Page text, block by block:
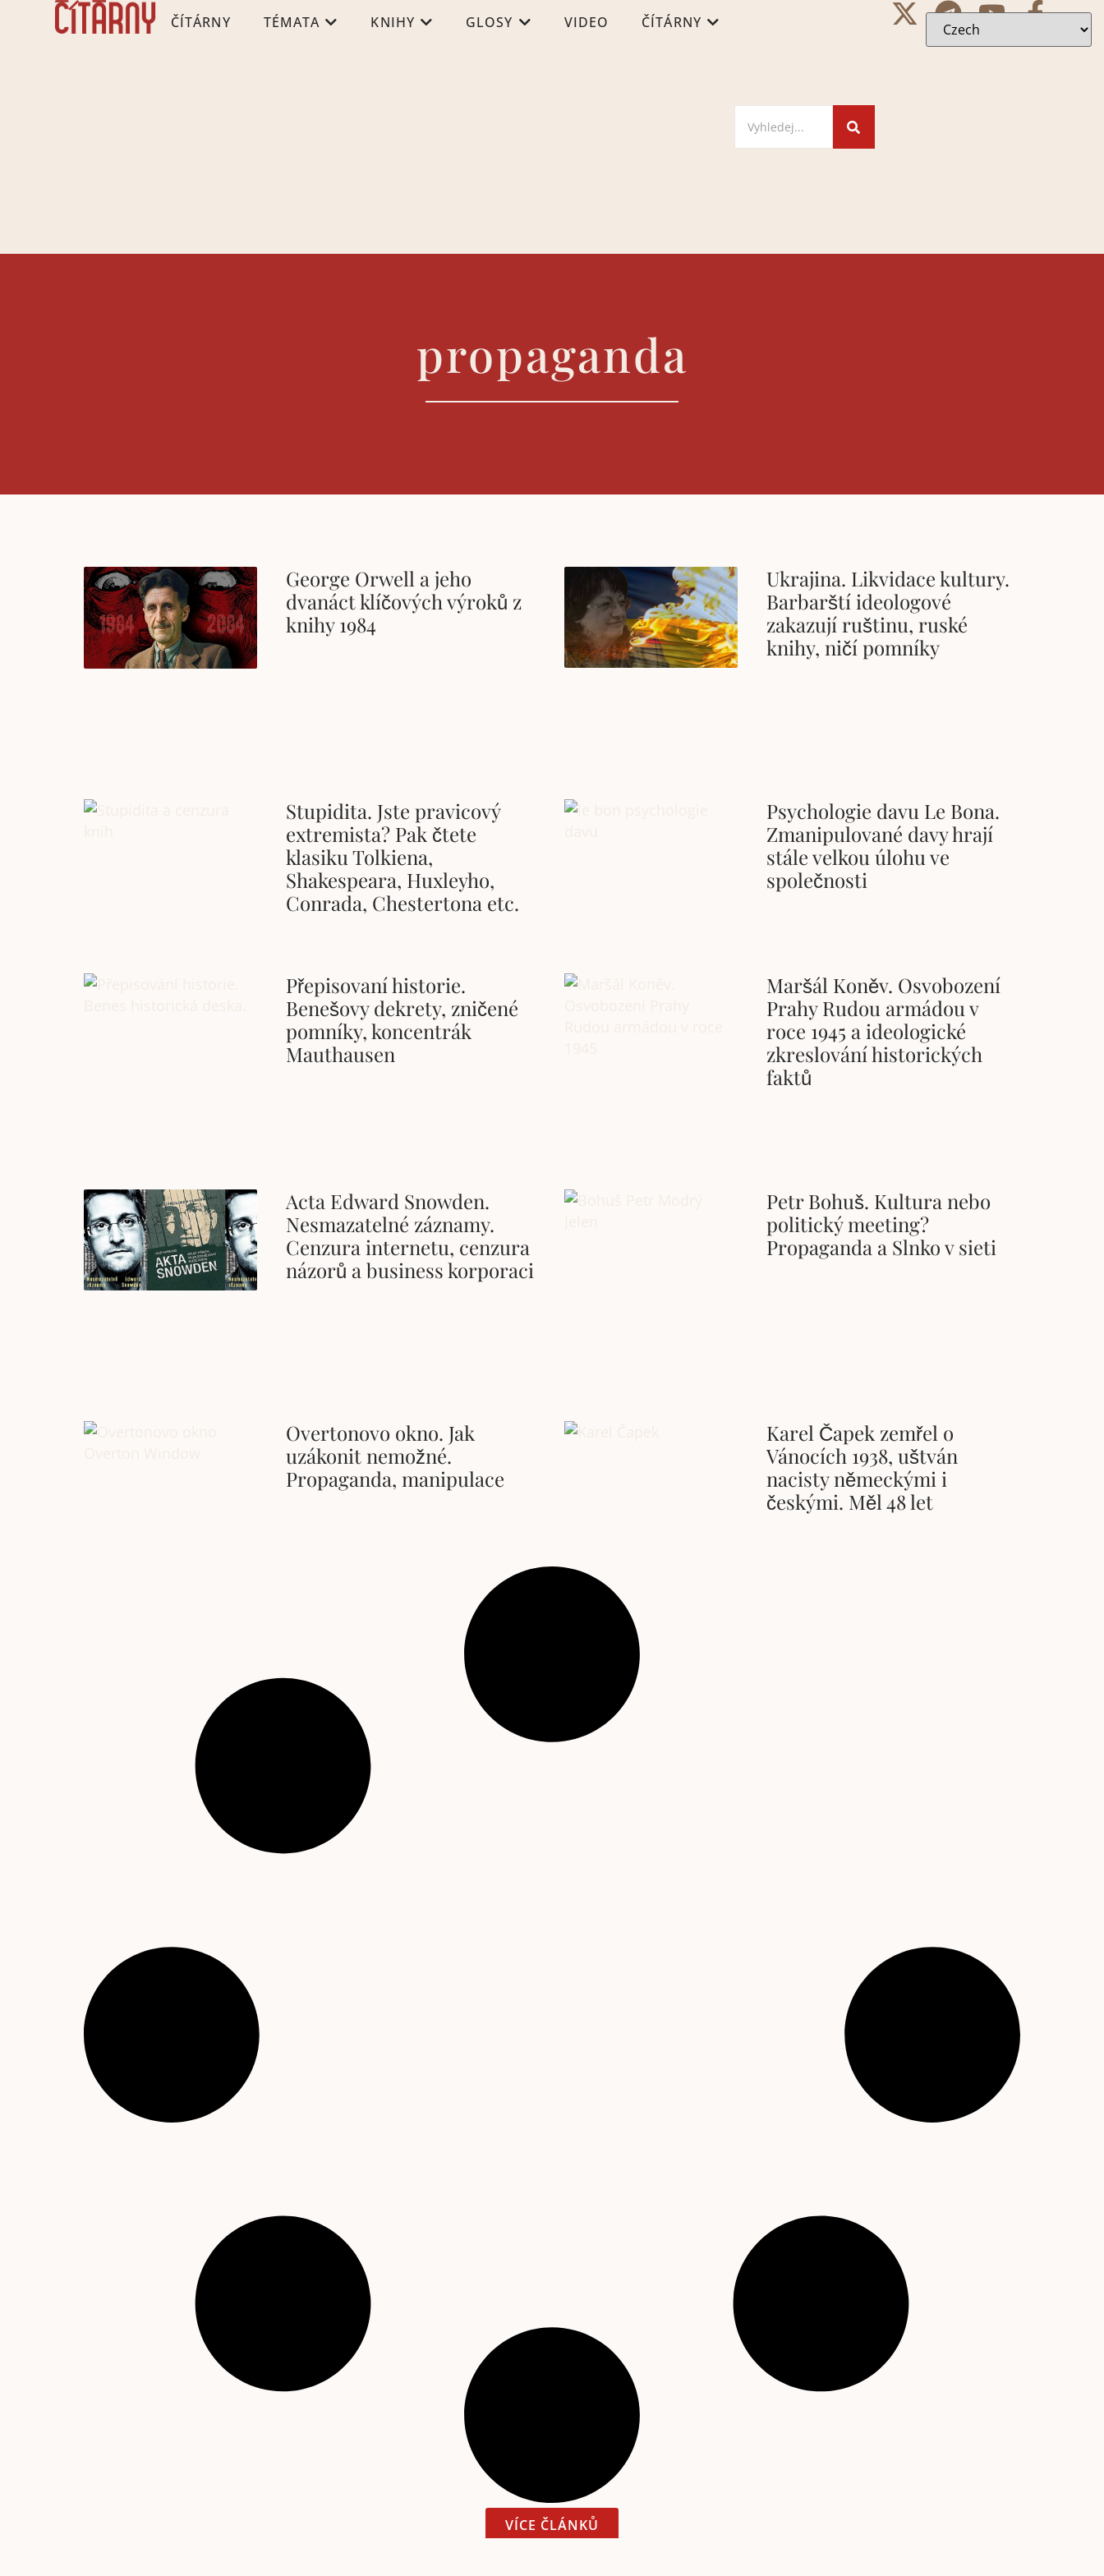
ČÍTÁRNY TÉMATA KNIHY GLOSY VIDEO ČÍTÁRNY
propaganda
George Orwell a jeho
dvanáct klíčových výroků z
knihy 1984
Ukrajina. Likvidace kultury.
Barbarští ideologové
zakazují ruštinu, ruské
knihy, ničí pomníky
Stupidita. Jste pravicový
extremista? Pak čtete
klasiku Tolkiena,
Shakespeara, Huxleyho,
Conrada, Chestertona etc.
Psychologie davu Le Bona.
Zmanipulované davy hrají
stále velkou úlohu ve
společnosti
Přepisovaní historie.
Benešovy dekrety, zničené
pomníky, koncentrák
Mauthausen
Maršál Koněv. Osvobození
Prahy Rudou armádou v
roce 1945 a ideologické
zkreslování historických
faktů
Acta Edward Snowden.
Nesmazatelné záznamy.
Cenzura internetu, cenzura
názorů a business korporaci
Petr Bohuš. Kultura nebo
politický meeting?
Propaganda a Slnko v sieti
Overtonovo okno. Jak
uzákonit nemožné.
Propaganda, manipulace
Karel Čapek zemřel o
Vánocích 1938, uštván
nacisty německými i
českými. Měl 48 let
VÍCE ČLÁNKŮ